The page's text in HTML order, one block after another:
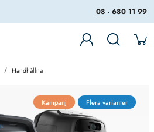
08 - 680 11 99
Handhållna
Kampanj Flera varianter